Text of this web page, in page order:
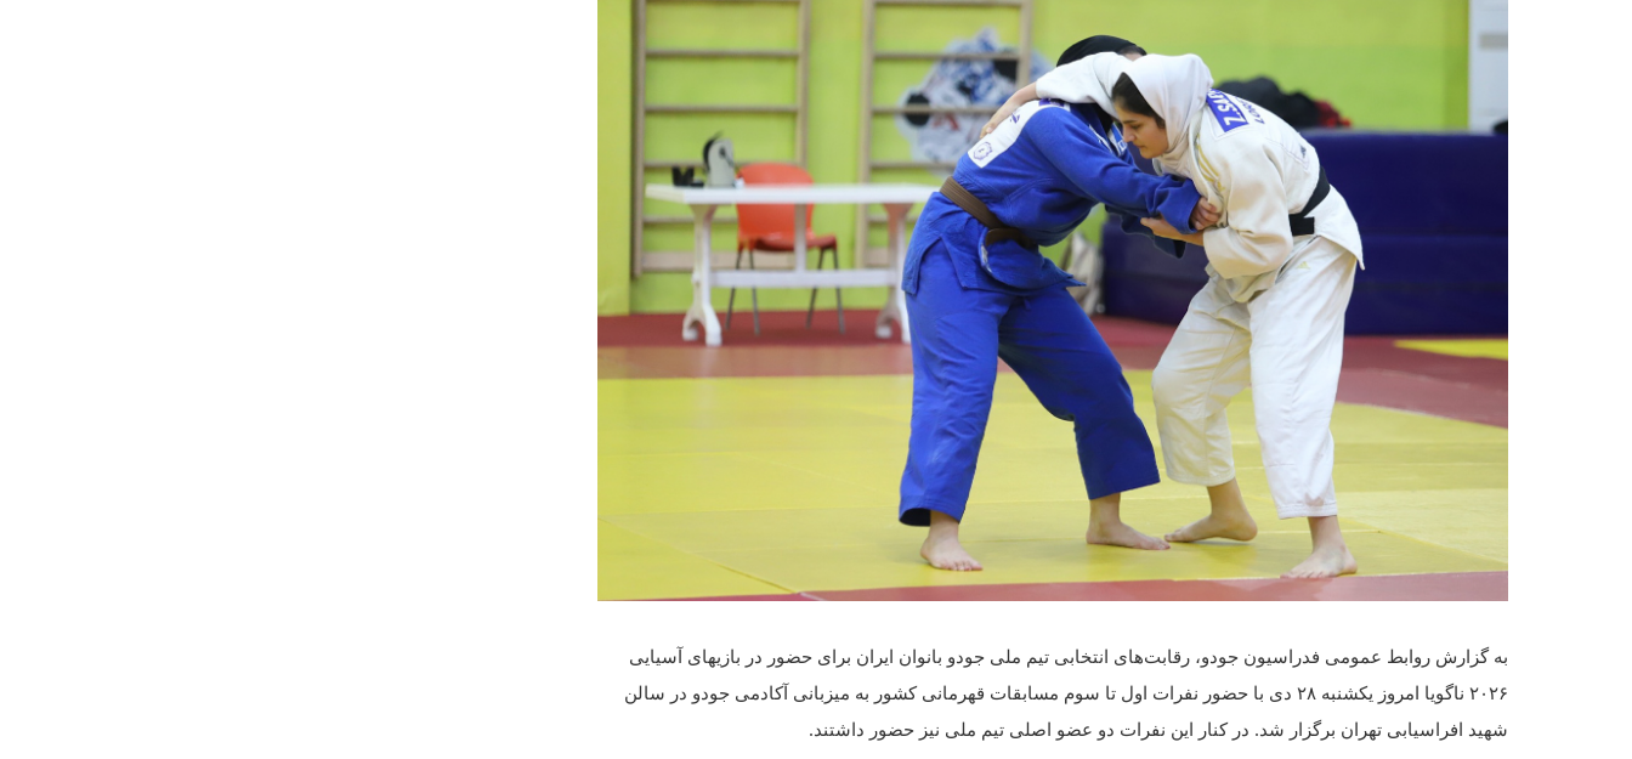
به گزارش روابط عمومی فدراسیون جودو، رقابت‌های انتخابی تیم ملی جودو بانوان ایران برای حضور در بازیهای آسیایی
۲۰۲۶ ناگویا امروز یکشنبه ۲۸ دی با حضور نفرات اول تا سوم مسابقات قهرمانی کشور به میزبانی آکادمی جودو در سالن
شهید افراسیابی تهران برگزار شد. در کنار این نفرات دو عضو اصلی تیم ملی نیز حضور داشتند.